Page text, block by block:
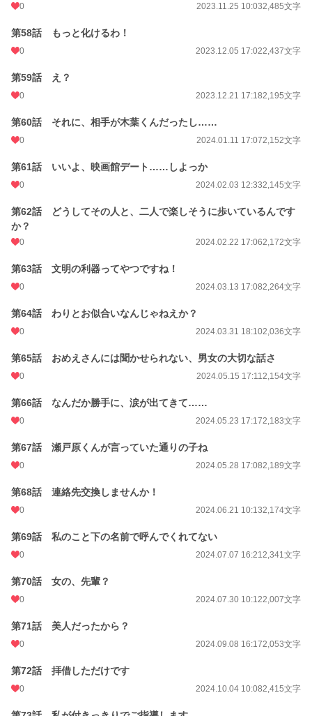
0 2023.11.25 10:032,485文字
第58話 もっと化けるわ！
0 2023.12.05 17:022,437文字
第59話 え？
0 2023.12.21 17:182,195文字
第60話 それに、相手が木葉くんだったし……
0 2024.01.11 17:072,152文字
第61話 いいよ、映画館デート……しよっか
0 2024.02.03 12:332,145文字
第62話 どうしてその人と、二人で楽しそうに歩いているんです
か？
0 2024.02.22 17:062,172文字
第63話 文明の利器ってやつですね！
0 2024.03.13 17:082,264文字
第64話 わりとお似合いなんじゃねえか？
0 2024.03.31 18:102,036文字
第65話 おめえさんには聞かせられない、男女の大切な話さ
0 2024.05.15 17:112,154文字
第66話 なんだか勝手に、涙が出てきて……
0 2024.05.23 17:172,183文字
第67話 瀬戸原くんが言っていた通りの子ね
0 2024.05.28 17:082,189文字
第68話 連絡先交換しませんか！
0 2024.06.21 10:132,174文字
第69話 私のこと下の名前で呼んでくれてない
0 2024.07.07 16:212,341文字
第70話 女の、先輩？
0 2024.07.30 10:122,007文字
第71話 美人だったから？
0 2024.09.08 16:172,053文字
第72話 拝借しただけです
0 2024.10.04 10:082,415文字